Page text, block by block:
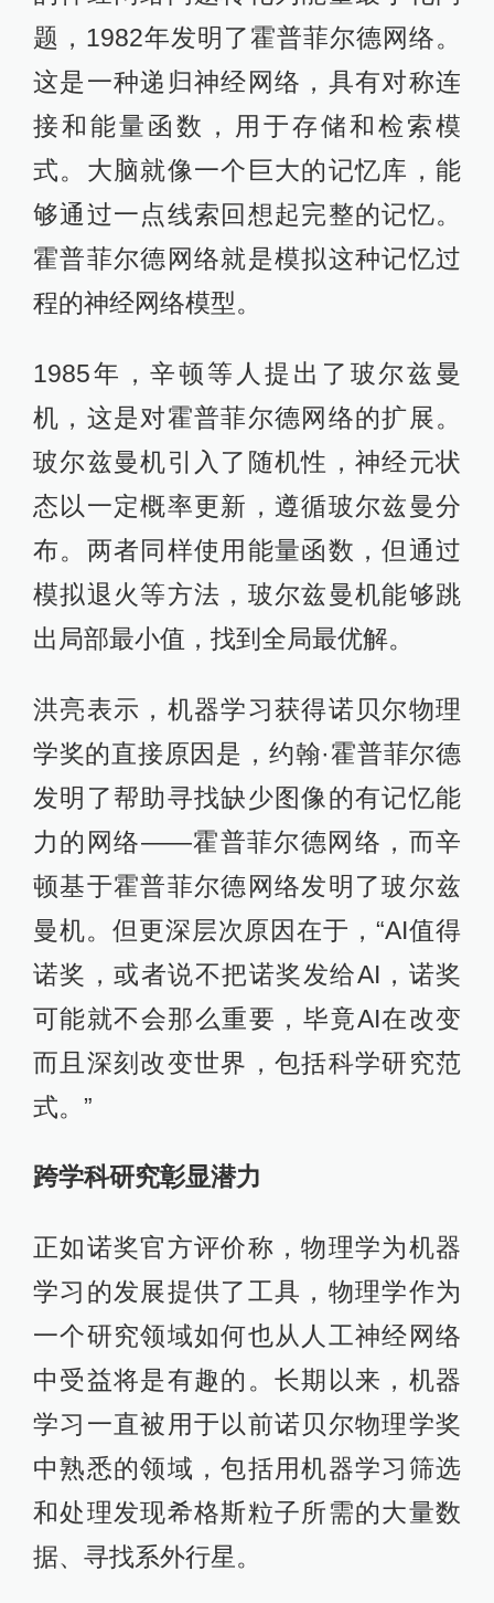
题，1982年发明了霍普菲尔德网络。
这是一种递归神经网络，具有对称连
接和能量函数，用于存储和检索模
式。大脑就像一个巨大的记忆库，能
够通过一点线索回想起完整的记忆。
霍普菲尔德网络就是模拟这种记忆过
程的神经网络模型。
1985年，辛顿等人提出了玻尔兹曼
机，这是对霍普菲尔德网络的扩展。
玻尔兹曼机引入了随机性，神经元状
态以一定概率更新，遵循玻尔兹曼分
布。两者同样使用能量函数，但通过
模拟退火等方法，玻尔兹曼机能够跳
出局部最小值，找到全局最优解。
洪亮表示，机器学习获得诺贝尔物理
学奖的直接原因是，约翰·霍普菲尔德
发明了帮助寻找缺少图像的有记忆能
力的网络——霍普菲尔德网络，而辛
顿基于霍普菲尔德网络发明了玻尔兹
曼机。但更深层次原因在于，“AI值得
诺奖，或者说不把诺奖发给AI，诺奖
可能就不会那么重要，毕竟AI在改变
而且深刻改变世界，包括科学研究范
式。”
跨学科研究彰显潜力
正如诺奖官方评价称，物理学为机器
学习的发展提供了工具，物理学作为
一个研究领域如何也从人工神经网络
中受益将是有趣的。长期以来，机器
学习一直被用于以前诺贝尔物理学奖
中熟悉的领域，包括用机器学习筛选
和处理发现希格斯粒子所需的大量数
据、寻找系外行星。